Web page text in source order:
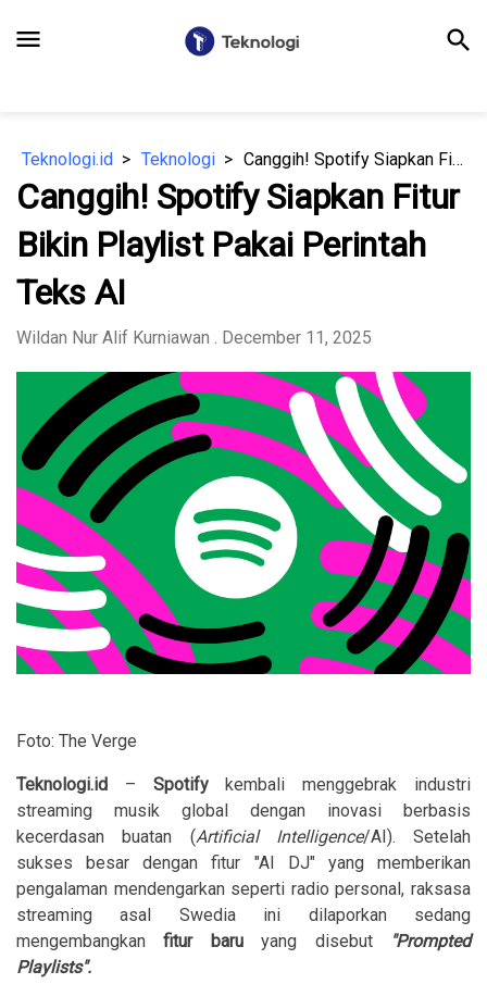
menu search
Teknologi.id Teknologi Canggih! Spotify Siapkan Fitur Bikin Playlist Pakai Perintah Teks AI
Canggih! Spotify Siapkan Fitur
Bikin Playlist Pakai Perintah
Teks AI
Wildan Nur Alif Kurniawan . December 11, 2025
Foto: The Verge
Teknologi.id – Spotifykembali menggebrak industri
streaming musik global dengan inovasi berbasis
kecerdasan buatan (Artificial Intelligence/AI). Setelah
sukses besar dengan fitur "AI DJ" yang memberikan
pengalaman mendengarkan seperti radio personal, raksasa
streaming asal Swedia ini dilaporkan sedang
mengembangkanfiturbaruyang disebut
"Prompted
Playlists".